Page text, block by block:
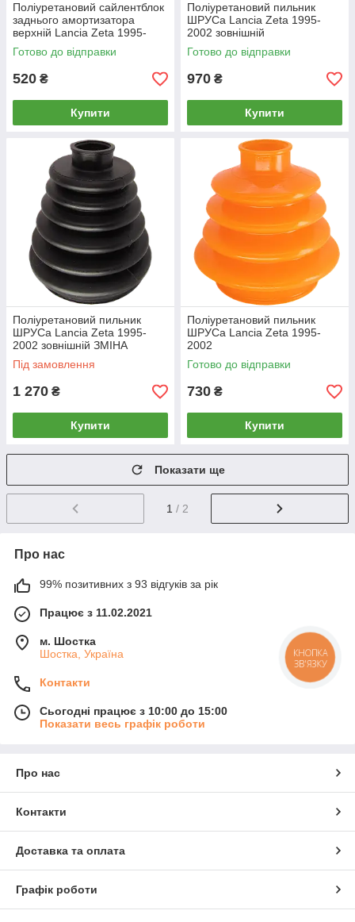
Поліуретановий сайлентблок
заднього амортизатора
верхній Lancia Zeta 1995-
2002, PP-1064
Готово до відправки
520 ₴
Купити
Поліуретановий пильник
ШРУСа Lancia Zeta 1995-
2002 зовнішній
Готово до відправки
970 ₴
Купити
Поліуретановий пильник
ШРУСа Lancia Zeta 1995-
2002 зовнішній ЗМІНА
КОЛЬОРУ
Під замовлення
1 270 ₴
Купити
Поліуретановий пильник
ШРУСа Lancia Zeta 1995-
2002
Готово до відправки
730 ₴
Купити
Показати ще
1 / 2
Про нас
99% позитивних з 93 відгуків за рік
Працює з 11.02.2021
м. Шостка
Шостка, Україна
Контакти
Сьогодні працює з 10:00 до 15:00
Показати весь графік роботи
Про нас
Контакти
Доставка та оплата
Графік роботи
КНОПКА
ЗВ'ЯЗКУ